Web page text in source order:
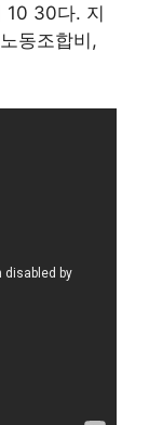
10 30다. 지
동조합비,